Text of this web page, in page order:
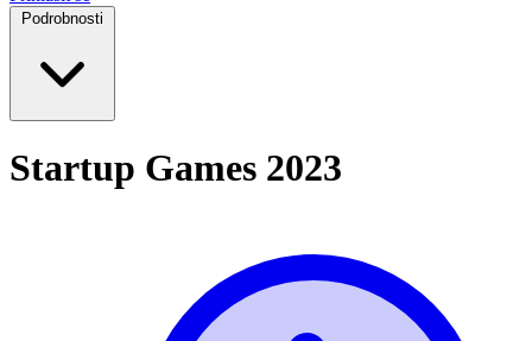
Podrobnosti
Startup Games 2023